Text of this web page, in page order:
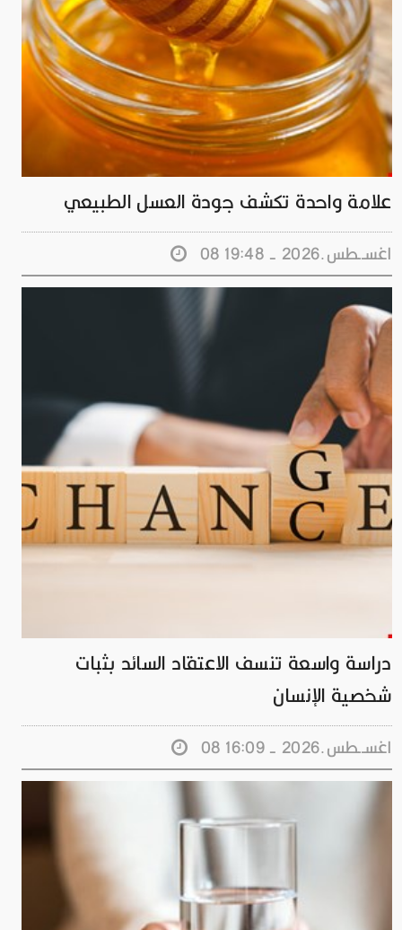
علامة واحدة تكشف جودة العسل الطبيعي
08 اغســطس.2026 - 19:48
دراسة واسعة تنسف الاعتقاد السائد بثبات
شخصية الإنسان
08 اغســطس.2026 - 16:09